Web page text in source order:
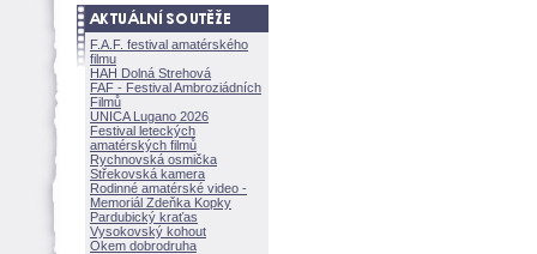
F.A.F. festival amatérského
filmu
HAH Dolná Strehov
FAF - Festival Ambroziádních
Filmů
UNICA Lugano 2026
Festival leteckých
amatérských filmů
Rychnovská osmička
Střekovská kamera
Rodinné amatérské video -
Memoriál Zdeňka Kopky
Pardubický kraťas
Vysokovský kohout
Okem dobrodruha